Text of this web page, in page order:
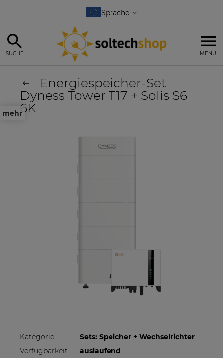
MENU
SUCHE
mehr
Energiespeicher-Set
Dyness Tower T17 + Solis S6
6K
Kategorie:
Sets: Speicher + Wechselrichter
Verfügbarkeit:
auslaufend